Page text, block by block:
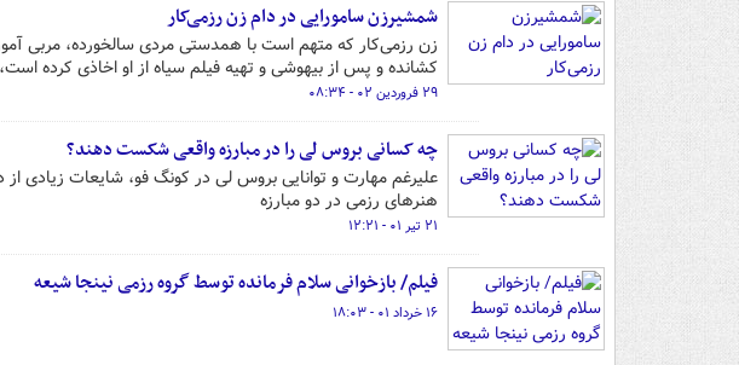
شمشیرزن سامورایی در دام زن رزمی‌کار
زن رزمی‌کار که متهم است با همدستی مردی سالخورده، مربی
کشانده و پس از بیهوشی و تهیه فیلم سیاه از او اخاذی کرده
۲۹ فروردین ۰۲ - ۰۸:۳۴
چه کسانی بروس لی را در مبارزه واقعی شکست دهند؟
هنرهای رزمی در دو مبارزه
۲۱ تیر ۰۱ - ۱۲:۲۱
فیلم/ بازخوانی سلام فرمانده توسط گروه رزمی نینجا شیعه
۱۶ خرداد ۰۱ - ۱۸:۰۳